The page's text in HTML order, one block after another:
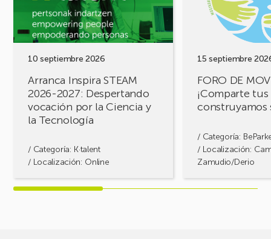
10 septiembre 2026
Arranca Inspira STEAM
2026-2027: Despertando
vocación por la Ciencia y
la Tecnología
/ Categoría: K·talent
/ Localización: Online
2027:
Despertando
vocación
Ciencia
Tecnología
15 septiembre
FORO DE
¡Comparte
construyamos
/ Categoría:
/ Localización:
Zamudio/Derio
¡Comparte
soluciones!